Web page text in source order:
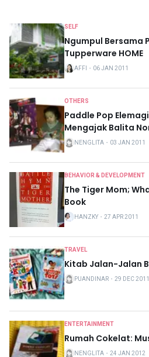
SELF
Ngumpul Bersama
Tupperware HOME
AFFI ・ 06 JAN 2011
OTHERS
Paddle Pop
Mengajak Balita
NENGLITA ・ 03 JAN 2011
BEHAVIOR & DEVELOPMENT
The Tiger Mom;
Book
HANZKY ・ 27 APR 2011
TRAVEL
Kitab Jalan-Jalan
PUANDINAR ・ 29 DEC 2011
ENTERTAINMENT
Rumah Cokelat:
NENGLITA ・ 24 JAN 2012